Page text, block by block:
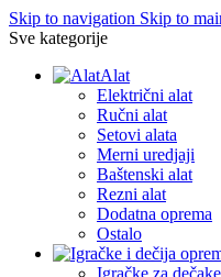
Skip to navigation Skip to
Sve kategorije
Alat
Električni alat
Ručni alat
Setovi alata
Merni uredjaji
Baštenski alat
Rezni alat
Dodatna oprema
Ostalo
Igračke za dečake